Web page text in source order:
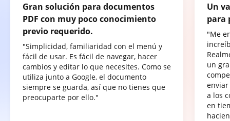
Gran solución para documentos
PDF con muy poco conocimiento
previo requerido.
"Simplicidad, familiaridad con el menú y
fácil de usar. Es fácil de navegar, hacer
cambios y editar lo que necesites. Como se
utiliza junto a Google, el documento
siempre se guarda, así que no tienes que
preocuparte por ello."
Un
para
"Me
un
a los
en